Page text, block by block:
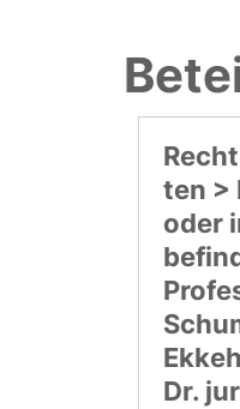
ten >
oder
Dr.